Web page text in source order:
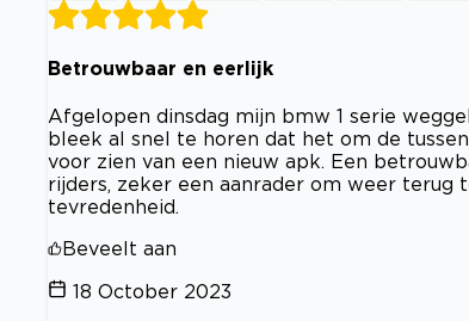
Betrouwbaar en eerlijk
Afgelopen dinsdag mijn bmw 1 serie
bleek al snel te horen dat het om de
voor zien van een nieuw apk. Een
rijders, zeker een aanrader om weer terug
tevredenheid.
Beveelt aan
18 October 2023